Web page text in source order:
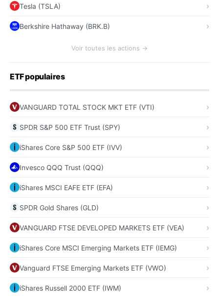
Tesla (TSLA)
Berkshire Hathaway (BRK.B)
Voir toutes les actions →
ETF populaires
VANGUARD TOTAL STOCK MKT ETF (VTI)
SPDR S&P 500 ETF Trust (SPY)
iShares Core S&P 500 ETF (IVV)
Invesco QQQ Trust (QQQ)
iShares MSCI EAFE ETF (EFA)
SPDR Gold Shares (GLD)
VANGUARD FTSE DEVELOPED MARKETS ETF (VEA)
iShares Core MSCI Emerging Markets ETF (IEMG)
Vanguard FTSE Emerging Markets ETF (VWO)
iShares Russell 2000 ETF (IWM)